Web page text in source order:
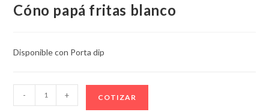
Cóno papá fritas blanco
Disponible con Porta dip
papá
- + COTIZAR